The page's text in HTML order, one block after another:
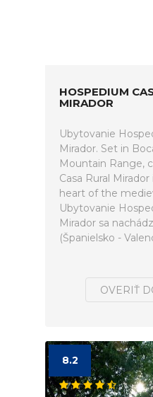
HOSPEDIUM
MIRADOR
Ubytovanie
Mirador. Set in
Mountain Range,
Casa Rural
heart of the
Ubytovanie
Mirador sa
(Španielsko -
OVERIŤ
8.2